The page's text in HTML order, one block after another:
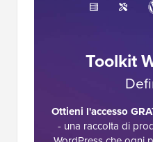
Toolkit
Ottieni l'accesso
- una raccolta di